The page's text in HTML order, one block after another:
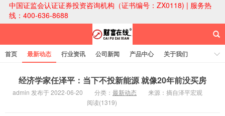
中国证监会认证证券投资咨询机构（证书编号：ZX0118) | 服务热
线：400-636-8688
财富在线科技
首页 最新动态 行业资讯 公司新闻 产品中心
关于我们
经济学家任泽平：当下不投新能源 就像20年前没买房
admin 发布于 2022-06-20 分类： 最新动态
来源：摘自泽平宏观
阅读(1319)